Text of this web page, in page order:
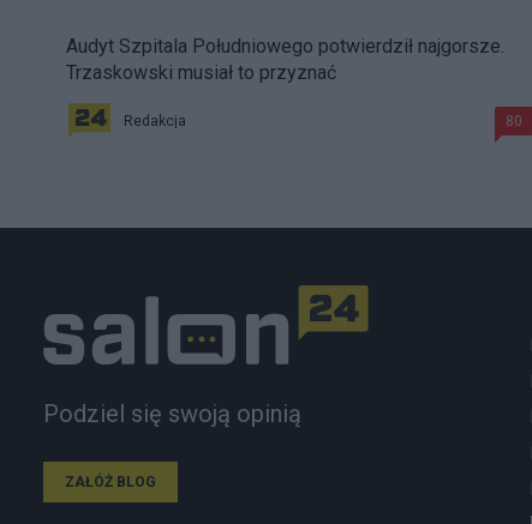
Audyt Szpitala Południowego potwierdził najgorsze.
Trzaskowski musiał to przyznać
Redakcja 80
Podziel się swoją opinią
ZAŁÓŻ BLOG